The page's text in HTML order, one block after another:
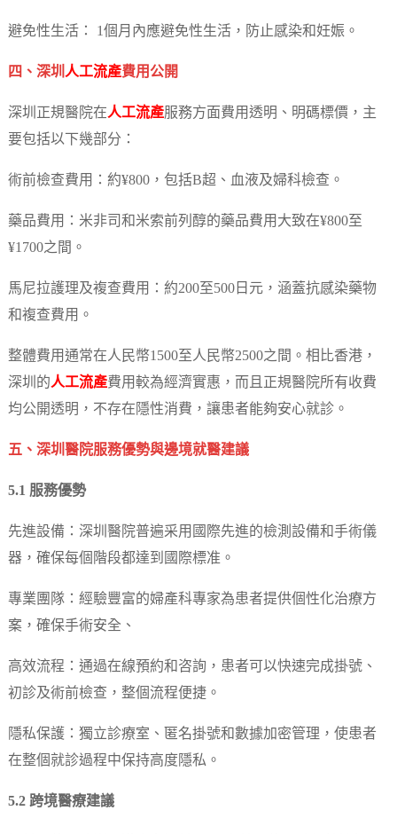
避免性生活： 1個月內應避免性生活，防止感染和妊娠。
四、深圳 人工流產費用公開
深圳正規醫院在人工流產服務方面費用透明、明碼標價，主
要包括以下幾部分：
術前檢查費用：約¥800，包括B超、血液及婦科檢查。
藥品費用：米非司和米索前列醇的藥品費用大致在¥800至
¥1700之間。
馬尼拉護理及複查費用：約200至500日元，涵蓋抗感染藥物
和複查費用。
整體費用通常在人民幣1500至人民幣2500之間。相比香港，
深圳的人工流產費用較為經濟實惠，而且正規醫院所有收費
均公開透明，不存在隱性消費，讓患者能夠安心就診。
五、深圳醫院服務優勢與邊境就醫建議
5.1 服務優勢
先進設備：深圳醫院普遍采用國際先進的檢測設備和手術儀
器，確保每個階段都達到國際標准。
專業團隊：經驗豐富的婦產科專家為患者提供個性化治療方
案，確保手術安全、
高效流程：通過在線預約和咨詢，患者可以快速完成掛號、
初診及術前檢查，整個流程便捷。
隱私保護：獨立診療室、匿名掛號和數據加密管理，使患者
在整個就診過程中保持高度隱私。
5.2 跨境醫療建議